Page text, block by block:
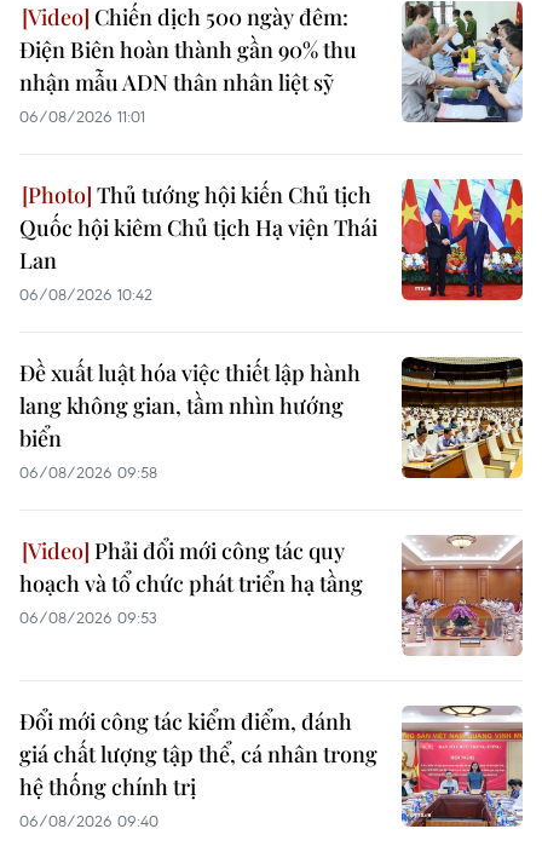
Chiến dịch 500 ngày đêm:
Điện Biên hoàn thành gần 90% thu
nhận mẫu ADN thân nhân liệt sỹ
06/08/2026 11:01
Thủ tướng hội kiến Chủ tịch
Quốc hội kiêm Chủ tịch Hạ viện Thái
Lan
06/08/2026 10:42
Đề xuất luật hóa việc thiết lập hành
lang không gian, tầm nhìn hướng
biển
06/08/2026 09:58
Phải đổi mới công tác quy
hoạch và tổ chức phát triển hạ tầng
06/08/2026 09:53
Đổi mới công tác kiểm điểm, đánh
giá chất lượng tập thể, cá nhân trong
hệ thống chính trị
06/08/2026 09:40